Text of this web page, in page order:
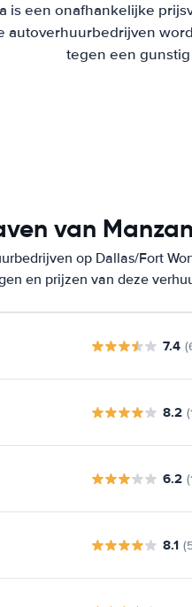
is een onafhankelijke
autoverhuurbedrijven
tegen een
van
op Dallas/Fort
en prijzen van deze
7.4
8.2
6.2
8.1